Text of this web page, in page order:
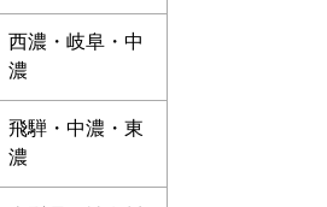
西濃・岐阜・中
濃
飛騨・中濃・東
濃